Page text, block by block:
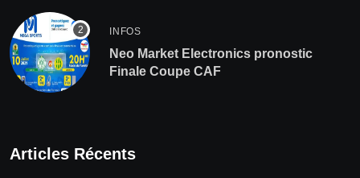
INFOS
Neo Market Electronics pronostic
Finale Coupe CAF
Articles Récents